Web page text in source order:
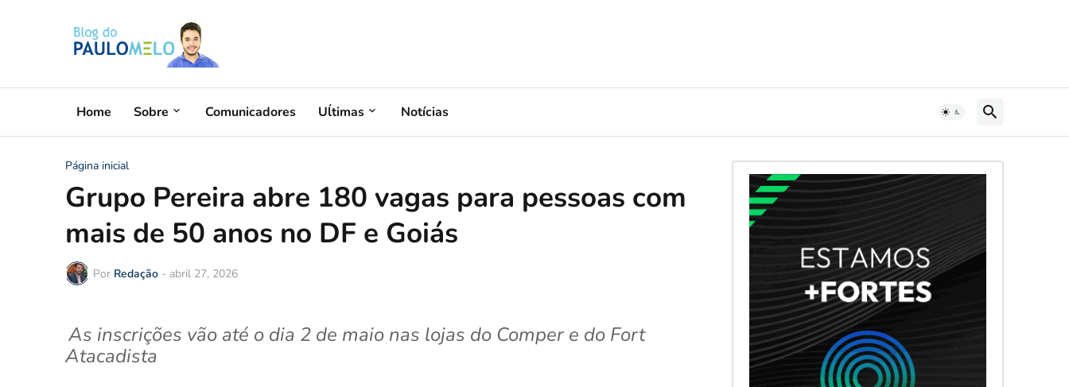
Home Sobre Comunicadores Uĺtimas Notícias
Página inicial
Grupo Pereira abre 180 vagas para pessoas com
mais de 50 anos no DF e Goiás
Por Redação - abril 27, 2026
As inscrições vão até o dia 2 de maio nas lojas do Comper e do Fort
Atacadista